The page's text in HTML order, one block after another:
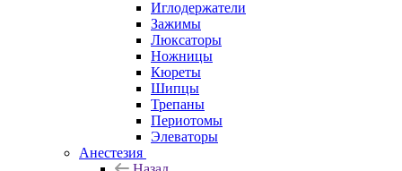
Иглодержатели
Зажимы
Люксаторы
Ножницы
Кюреты
Шипцы
Трепаны
Периотомы
Элеваторы
Анестезия